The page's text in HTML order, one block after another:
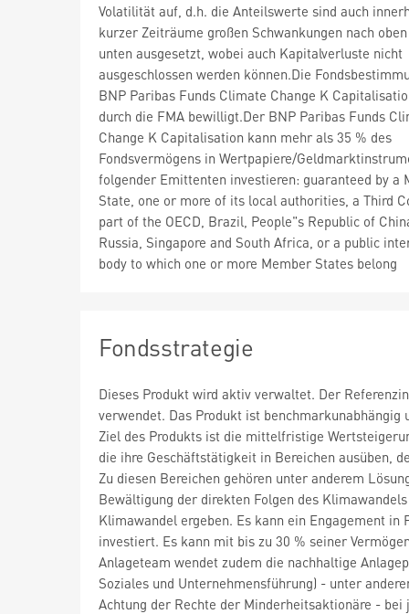
Volatilität auf, d.h. die Anteilswerte sind auch
kurzer Zeiträume großen Schwankungen nach
unten ausgesetzt, wobei auch Kapitalverluste nicht
ausgeschlossen werden können.Die
BNP Paribas Funds Climate Change K
durch die FMA bewilligt.Der BNP Paribas Funds
Change K Capitalisation kann mehr als 35 % des
Fondsvermögens in Wertpapiere/
folgender Emittenten investieren: guaranteed by a
State, one or more of its local authorities, a Third
part of the OECD, Brazil, People"s Republic of
Russia, Singapore and South Africa, or a public
body to which one or more Member States belong
Fondsstrategie
Dieses Produkt wird aktiv verwaltet. Der
verwendet. Das Produkt ist
Ziel des Produkts ist die mittelfristige
die ihre Geschäftstätigkeit in Bereichen ausüben,
Zu diesen Bereichen gehören unter anderem
Bewältigung der direkten Folgen des
Klimawandel ergeben. Es kann ein Engagement
investiert. Es kann mit bis zu 30 % seiner
Anlageteam wendet zudem die nachhaltige
Soziales und Unternehmensführung) - unter
Achtung der Rechte der Minderheitsaktionäre -